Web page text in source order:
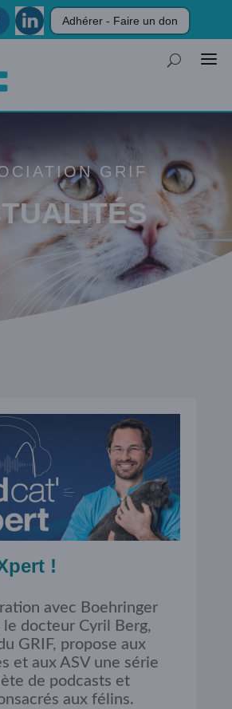
Adhérer - Faire un don
GRIF
!
avec Boehringer
le docteur Cyril Berg,
GRIF, propose aux
et aux ASV une série
de podcasts et
aux félins.